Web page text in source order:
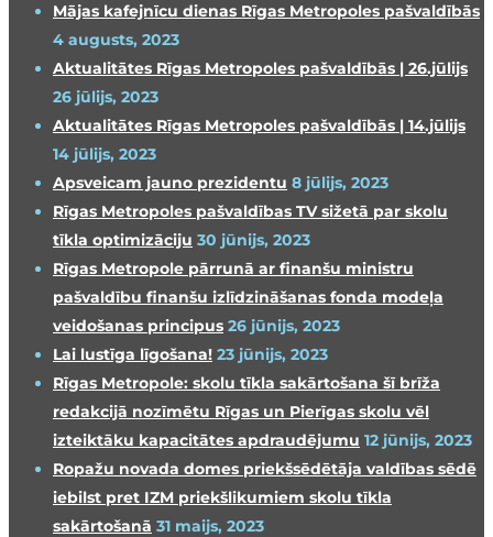
Mājas kafejnīcu dienas Rīgas Metropoles pašvaldībās
4 augusts, 2023
Aktualitātes Rīgas Metropoles pašvaldībās | 26.jūlijs
26 jūlijs, 2023
Aktualitātes Rīgas Metropoles pašvaldībās | 14.jūlijs
14 jūlijs, 2023
Apsveicam jauno prezidentu 8 jūlijs, 2023
Rīgas Metropoles pašvaldības TV sižetā par skolu
tīkla optimizāciju 30 jūnijs, 2023
Rīgas Metropole pārrunā ar finanšu ministru
pašvaldību finanšu izlīdzināšanas fonda modeļa
veidošanas principus 26 jūnijs, 2023
Lai lustīga līgošana! 23 jūnijs, 2023
Rīgas Metropole: skolu tīkla sakārtošana šī brīža
redakcijā nozīmētu Rīgas un Pierīgas skolu vēl
izteiktāku kapacitātes apdraudējumu 12 jūnijs, 2023
Ropažu novada domes priekšsēdētāja valdības sēdē
iebilst pret IZM priekšlikumiem skolu tīkla
sakārtošanā 31 maijs, 2023